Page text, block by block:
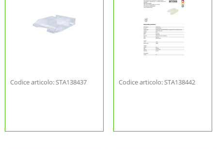
Codice articolo: STA138437 Codice articolo: STA138442